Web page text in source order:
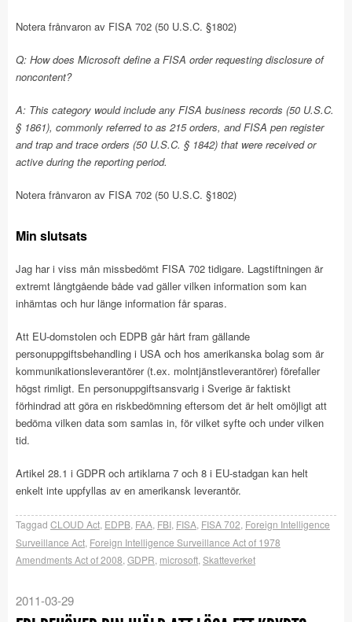
Notera frånvaron av FISA 702 (50 U.S.C. §1802)
Q: How does Microsoft define a FISA order requesting disclosure of
noncontent?
A: This category would include any FISA business records (50 U.S.C.
§ 1861), commonly referred to as 215 orders, and FISA pen register
and trap and trace orders (50 U.S.C. § 1842) that were received or
active during the reporting period.
Notera frånvaron av FISA 702 (50 U.S.C. §1802)
Min slutsats
Jag har i viss mån missbedömt FISA 702 tidigare. Lagstiftningen är
extremt långtgående både vad gäller vilken information som kan
inhämtas och hur länge information får sparas.
Att EU-domstolen och EDPB går hårt fram gällande
personuppgiftsbehandling i USA och hos amerikanska bolag som är
kommunikationsleverantörer (t.ex. molntjänstleverantörer) förefaller
högst rimligt. En personuppgiftsansvarig i Sverige är faktiskt
förhindrad att göra en riskbedömning eftersom det är helt omöjligt att
bedöma vilken data som samlas in, för vilket syfte och under vilken
tid.
Artikel 28.1 i GDPR och artiklarna 7 och 8 i EU-stadgan kan helt
enkelt inte uppfyllas av en amerikansk leverantör.
Taggad CLOUD Act EDPB FAA FBI FISA FISA 702 Foreign Intelligence
Surveillance Act Foreign Intelligence Surveillance Act of 1978
Amendments Act of 2008 GDPR microsoft Skatteverket
2011-03-29